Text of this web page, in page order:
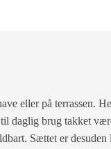
eller på terrassen.
daglig brug takket
Sættet er